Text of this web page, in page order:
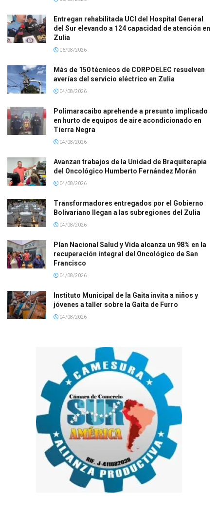
Entregan rehabilitada UCI del Hospital General
del Sur elevando a 124 capacidad de atención en
Zulia
06/08/2026
Más de 150 técnicos de CORPOELEC resuelven
averías del servicio eléctrico en Zulia
04/08/2026
Polimaracaibo aprehende a presunto implicado
en hurto de equipos de aire acondicionado en
Tierra Negra
04/08/2026
Avanzan trabajos de la Unidad de Braquiterapia
del Oncológico Humberto Fernández Morán
04/08/2026
Transformadores entregados por el Gobierno
Bolivariano llegan a las subregiones del Zulia
04/08/2026
Plan Nacional Salud y Vida alcanza un 98% en la
recuperación integral del Oncológico de San
Francisco
04/08/2026
Instituto Municipal de la Gaita invita a niños y
jóvenes a taller sobre la Gaita de Furro
04/08/2026